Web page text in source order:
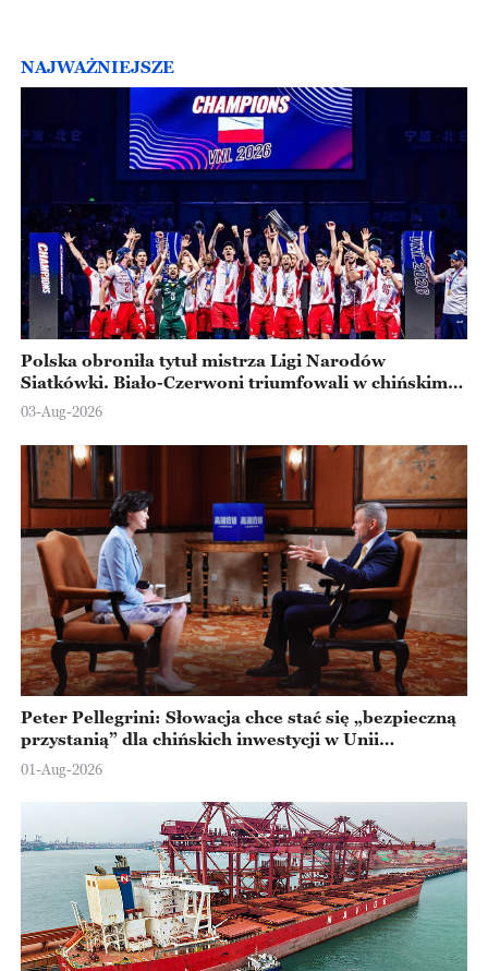
NAJWAŻNIEJSZE
Polska obroniła tytuł mistrza Ligi Narodów
Siatkówki. Biało-Czerwoni triumfowali w chińskim
Ningbo
03-Aug-2026
Peter Pellegrini: Słowacja chce stać się „bezpieczną
przystanią” dla chińskich inwestycji w Unii
Europejskiej
01-Aug-2026